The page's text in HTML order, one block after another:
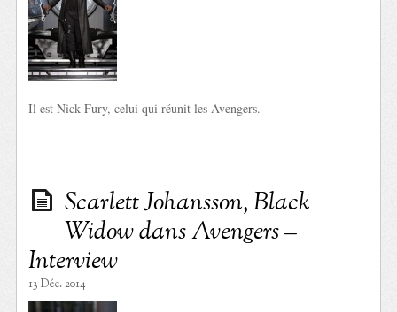
Il est Nick Fury, celui qui réunit les Avengers.
Scarlett Johansson, Black
Widow dans Avengers –
Interview
13 Déc. 2014